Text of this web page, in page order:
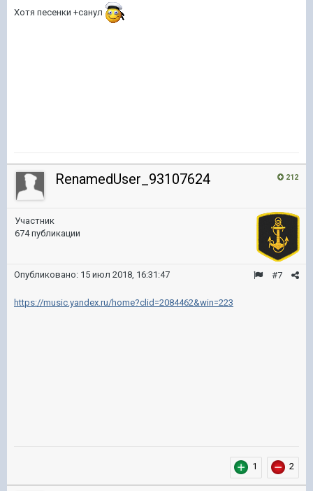
Хотя песенки +санул
212
RenamedUser_93107624
Участник
674 публикации
#7
Опубликовано: 15 июл 2018, 16:31:47
https://music.yandex.ru/home?clid=2084462&win=223
1 2